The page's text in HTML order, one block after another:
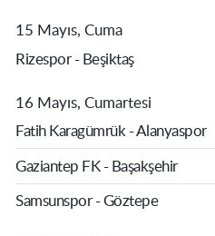
15 Mayıs, Cuma
Rizespor - Beşiktaş
16 Mayıs, Cumartesi
Fatih Karagümrük - Alanyaspor
Gaziantep FK - Başakşehir
Samsunspor - Göztepe